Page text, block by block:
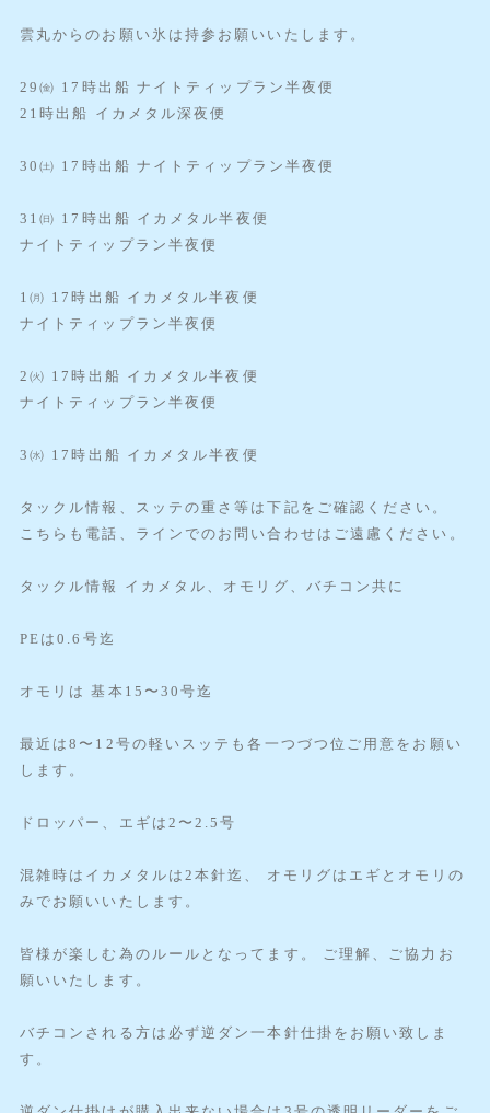
雲丸からのお願い氷は持参お願いいたします。
29㈮ 17時出船 ナイトティップラン半夜便
21時出船 イカメタル深夜便
30㈯ 17時出船 ナイトティップラン半夜便
31㈰ 17時出船 イカメタル半夜便
ナイトティップラン半夜便
1㈪ 17時出船 イカメタル半夜便
ナイトティップラン半夜便
2㈫ 17時出船 イカメタル半夜便
ナイトティップラン半夜便
3㈬ 17時出船 イカメタル半夜便
タックル情報、スッテの重さ等は下記をご確認ください。
こちらも電話、ラインでのお問い合わせはご遠慮ください。
タックル情報 イカメタル、オモリグ、バチコン共に
PEは0.6号迄
オモリは 基本15〜30号迄
最近は8〜12号の軽いスッテも各一つづつ位ご用意をお願い
します。
ドロッパー、エギは2〜2.5号
混雑時はイカメタルは2本針迄、 オモリグはエギとオモリの
みでお願いいたします。
皆様が楽しむ為のルールとなってます。 ご理解、ご協力お
願いいたします。
バチコンされる方は必ず逆ダン一本針仕掛をお願い致しま
す。